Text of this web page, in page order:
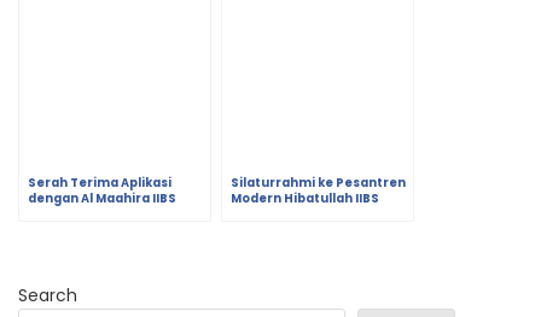
Serah Terima Aplikasi
dengan Al Maahira IIBS
Silaturrahmi ke Pesantren
Modern Hibatullah IIBS
Search